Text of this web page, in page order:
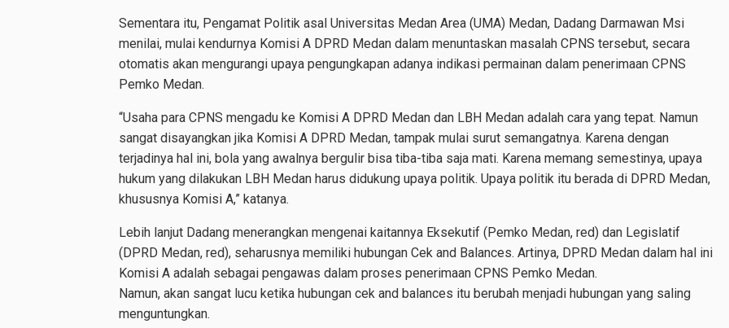
Sementara itu, Pengamat Politik asal Universitas Medan Area (UMA) Medan, Dadang Darmawan Msi
menilai, mulai kendurnya Komisi A DPRD Medan dalam menuntaskan masalah CPNS tersebut, secara
otomatis akan mengurangi upaya pengungkapan adanya indikasi permainan dalam penerimaan CPNS
Pemko Medan.
“Usaha para CPNS mengadu ke Komisi A DPRD Medan dan LBH Medan adalah cara yang tepat. Namun
sangat disayangkan jika Komisi A DPRD Medan, tampak mulai surut semangatnya. Karena dengan
terjadinya hal ini, bola yang awalnya bergulir bisa tiba-tiba saja mati. Karena memang semestinya, upaya
hukum yang dilakukan LBH Medan harus didukung upaya politik. Upaya politik itu berada di DPRD Medan,
khususnya Komisi A,” katanya.
Lebih lanjut Dadang menerangkan mengenai kaitannya Eksekutif (Pemko Medan, red) dan Legislatif
(DPRD Medan, red), seharusnya memiliki hubungan Cek and Balances. Artinya, DPRD Medan dalam hal ini
Komisi A adalah sebagai pengawas dalam proses penerimaan CPNS Pemko Medan.
Namun, akan sangat lucu ketika hubungan cek and balances itu berubah menjadi hubungan yang saling
menguntungkan.